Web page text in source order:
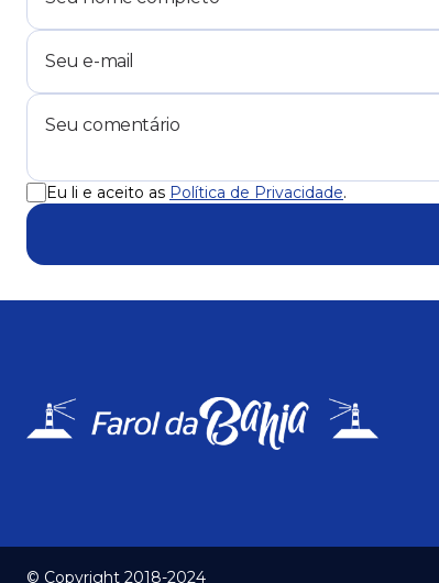
Eu li e aceito as Política de Privacidade.
© Copyright 2018-2024